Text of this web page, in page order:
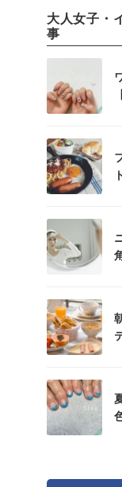
大人女子・
事